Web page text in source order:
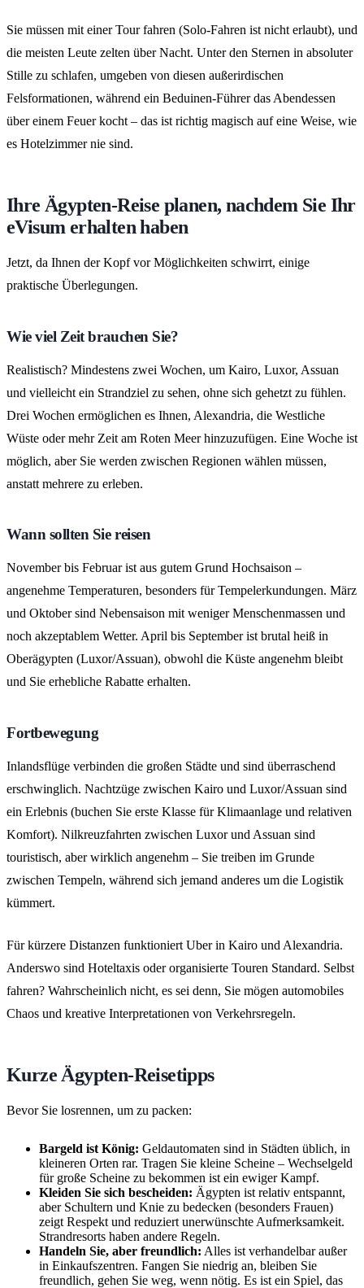
Sie müssen mit einer Tour fahren (Solo-Fahren ist nicht erlaubt), und
die meisten Leute zelten über Nacht. Unter den Sternen in absoluter
Stille zu schlafen, umgeben von diesen außerirdischen
Felsformationen, während ein Beduinen-Führer das Abendessen
über einem Feuer kocht – das ist richtig magisch auf eine Weise, wie
es Hotelzimmer nie sind.
Ihre Ägypten-Reise planen, nachdem Sie Ihr
eVisum erhalten haben
Jetzt, da Ihnen der Kopf vor Möglichkeiten schwirrt, einige
praktische Überlegungen.
Wie viel Zeit brauchen Sie?
Realistisch? Mindestens zwei Wochen, um Kairo, Luxor, Assuan
und vielleicht ein Strandziel zu sehen, ohne sich gehetzt zu fühlen.
Drei Wochen ermöglichen es Ihnen, Alexandria, die Westliche
Wüste oder mehr Zeit am Roten Meer hinzuzufügen. Eine Woche ist
möglich, aber Sie werden zwischen Regionen wählen müssen,
anstatt mehrere zu erleben.
Wann sollten Sie reisen
November bis Februar ist aus gutem Grund Hochsaison –
angenehme Temperaturen, besonders für Tempelerkundungen. März
und Oktober sind Nebensaison mit weniger Menschenmassen und
noch akzeptablem Wetter. April bis September ist brutal heiß in
Oberägypten (Luxor/Assuan), obwohl die Küste angenehm bleibt
und Sie erhebliche Rabatte erhalten.
Fortbewegung
Inlandsflüge verbinden die großen Städte und sind überraschend
erschwinglich. Nachtzüge zwischen Kairo und Luxor/Assuan sind
ein Erlebnis (buchen Sie erste Klasse für Klimaanlage und relativen
Komfort). Nilkreuzfahrten zwischen Luxor und Assuan sind
touristisch, aber wirklich angenehm – Sie treiben im Grunde
zwischen Tempeln, während sich jemand anderes um die Logistik
kümmert.
Für kürzere Distanzen funktioniert Uber in Kairo und Alexandria.
Anderswo sind Hoteltaxis oder organisierte Touren Standard. Selbst
fahren? Wahrscheinlich nicht, es sei denn, Sie mögen automobiles
Chaos und kreative Interpretationen von Verkehrsregeln.
Kurze Ägypten-Reisetipps
Bevor Sie losrennen, um zu packen:
Bargeld ist König: Geldautomaten sind in Städten üblich, in
kleineren Orten rar. Tragen Sie kleine Scheine – Wechselgeld
für große Scheine zu bekommen ist ein ewiger Kampf.
Kleiden Sie sich bescheiden: Ägypten ist relativ entspannt,
aber Schultern und Knie zu bedecken (besonders Frauen)
zeigt Respekt und reduziert unerwünschte Aufmerksamkeit.
Strandresorts haben andere Regeln.
Handeln Sie, aber freundlich: Alles ist verhandelbar außer
in Einkaufszentren. Fangen Sie niedrig an, bleiben Sie
freundlich, gehen Sie weg, wenn nötig. Es ist ein Spiel, das